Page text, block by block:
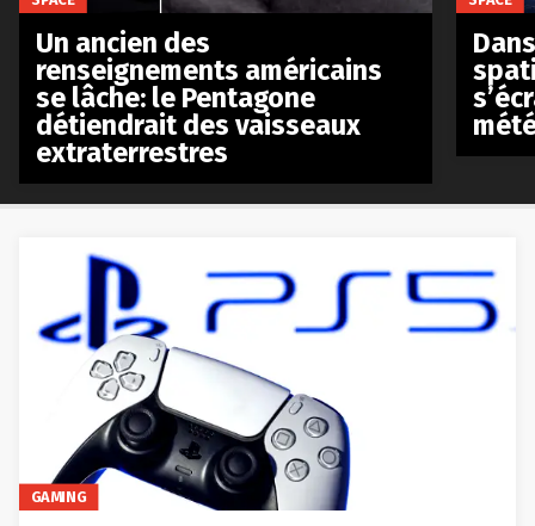
GAMING
Un ancien des
renseignements américains
se lâche: le Pentagone
détiendrait des vaisseaux
extraterrestres